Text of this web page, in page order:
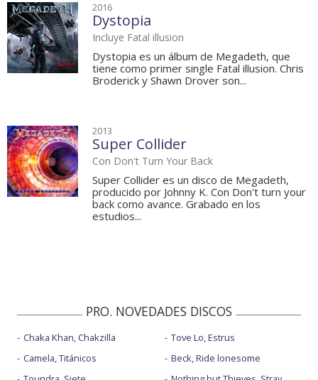
2016
Dystopia
Incluye Fatal illusion
Dystopia es un álbum de Megadeth, que
tiene como primer single Fatal illusion. Chris
Broderick y Shawn Drover son...
2013
Super Collider
Con Don't Turn Your Back
Super Collider es un disco de Megadeth,
producido por Johnny K. Con Don't turn your
back como avance. Grabado en los
estudios...
PRO. NOVEDADES DISCOS
Chaka Khan, Chakzilla
Camela, Titánicos
Tove Lo, Estrus
Beck, Ride lonesome